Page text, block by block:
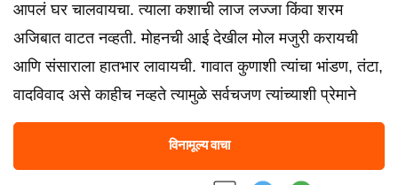
आपलं घर चालवायचा. त्याला कशाची लाज लज्जा किंवा शरम
अजिबात वाटत नव्हती. मोहनची आई देखील मोल मजुरी करायची
आणि संसाराला हातभार लावायची. गावात कुणाशी त्यांचा भांडण, तंटा,
वादविवाद असे काहीच नव्हते त्यामुळे सर्वचजण त्यांच्याशी प्रेमाने
विनामूल्य वाचा